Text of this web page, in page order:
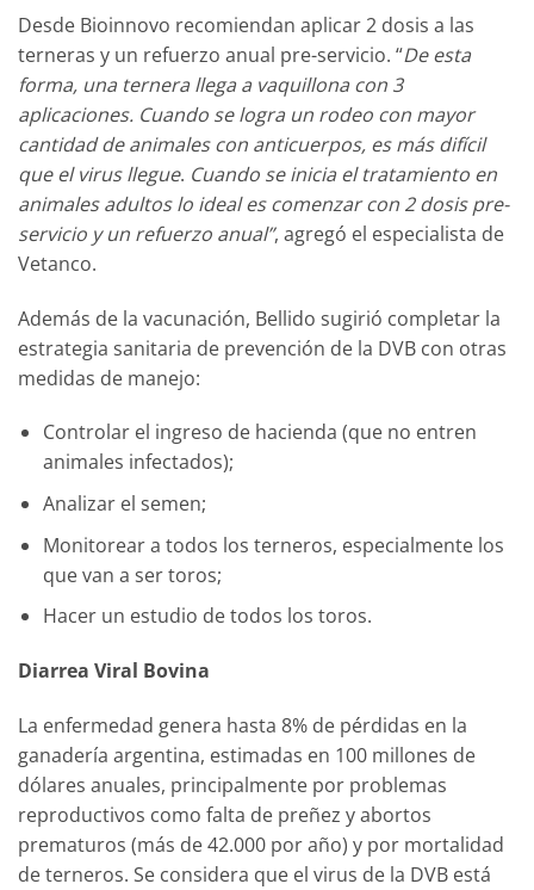
Desde Bioinnovo recomiendan aplicar 2 dosis a las
terneras y un refuerzo anual pre-servicio. “De esta
forma, una ternera llega a vaquillona con 3
aplicaciones. Cuando se logra un rodeo con mayor
cantidad de animales con anticuerpos, es más difícil
que el virus llegue. Cuando se inicia el tratamiento en
animales adultos lo ideal es comenzar con 2 dosis pre-
servicio y un refuerzo anual”, agregó el especialista de
Vetanco.
Además de la vacunación, Bellido sugirió completar la
estrategia sanitaria de prevención de la DVB con otras
medidas de manejo:
Controlar el ingreso de hacienda (que no entren
animales infectados);
Analizar el semen;
Monitorear a todos los terneros, especialmente los
que van a ser toros;
Hacer un estudio de todos los toros.
Diarrea Viral Bovina
La enfermedad genera hasta 8% de pérdidas en la
ganadería argentina, estimadas en 100 millones de
dólares anuales, principalmente por problemas
reproductivos como falta de preñez y abortos
prematuros (más de 42.000 por año) y por mortalidad
de terneros. Se considera que el virus de la DVB está